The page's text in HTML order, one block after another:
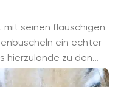
mit seinen flauschigen
ein echter
hierzulande zu den
...